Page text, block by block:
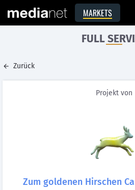
MARKETS
FULL
Zurück
Projekt von
Zum goldenen Hirschen